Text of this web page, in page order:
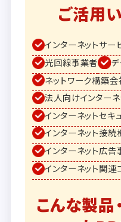
ご活用
インターネットサー
光回線事業者
ネットワーク構築会
法人向けインター
インターネットセキ
インターネット接
インターネット広告
インターネット関連
こんな製品